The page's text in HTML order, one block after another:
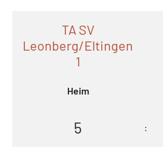
TA SV
Leonberg/Eltingen
1
Heim
5 :